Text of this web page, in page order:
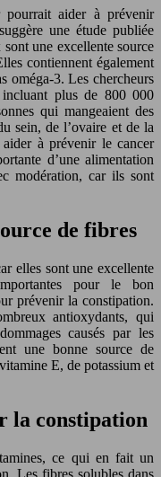
aider à prévenir
une étude publiée
une excellente source
contiennent également
oméga-3. Les chercheurs
plus de 800 000
qui mangeaient des
sein, de l’ovaire et de la
à prévenir le cancer
d’une alimentation
modération, car ils sont
de fibres
elles sont une excellente
pour le bon
prévenir la constipation.
antioxydants, qui
causés par les
une bonne source de
E, de potassium et
la constipation
ce qui en fait un
Les fibres solubles dans